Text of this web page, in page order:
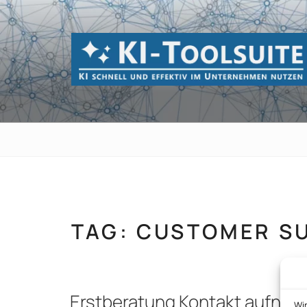
Zum
Inhalt
springen
KI-
KI schnell und effektiv im Unternehmen
TAG: CUSTOMER
Erstberatung Kontakt